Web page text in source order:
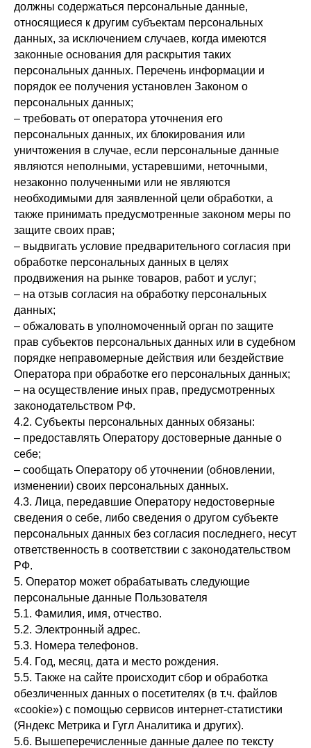
должны содержаться персональные данные,
относящиеся к другим субъектам персональных
данных, за исключением случаев, когда имеются
законные основания для раскрытия таких
персональных данных. Перечень информации и
порядок ее получения установлен Законом о
персональных данных;
– требовать от оператора уточнения его
персональных данных, их блокирования или
уничтожения в случае, если персональные данные
являются неполными, устаревшими, неточными,
незаконно полученными или не являются
необходимыми для заявленной цели обработки, а
также принимать предусмотренные законом меры по
защите своих прав;
– выдвигать условие предварительного согласия при
обработке персональных данных в целях
продвижения на рынке товаров, работ и услуг;
– на отзыв согласия на обработку персональных
данных;
– обжаловать в уполномоченный орган по защите
прав субъектов персональных данных или в судебном
порядке неправомерные действия или бездействие
Оператора при обработке его персональных данных;
– на осуществление иных прав, предусмотренных
законодательством РФ.
4.2. Субъекты персональных данных обязаны:
– предоставлять Оператору достоверные данные о
себе;
– сообщать Оператору об уточнении (обновлении,
изменении) своих персональных данных.
4.3. Лица, передавшие Оператору недостоверные
сведения о себе, либо сведения о другом субъекте
персональных данных без согласия последнего, несут
ответственность в соответствии с законодательством
РФ.
5. Оператор может обрабатывать следующие
персональные данные Пользователя
5.1. Фамилия, имя, отчество.
5.2. Электронный адрес.
5.3. Номера телефонов.
5.4. Год, месяц, дата и место рождения.
5.5. Также на сайте происходит сбор и обработка
обезличенных данных о посетителях (в т.ч. файлов
«cookie») с помощью сервисов интернет-статистики
(Яндекс Метрика и Гугл Аналитика и других).
5.6. Вышеперечисленные данные далее по тексту